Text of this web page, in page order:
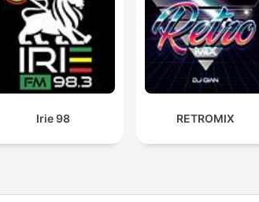
Irie 98 RETROMIX